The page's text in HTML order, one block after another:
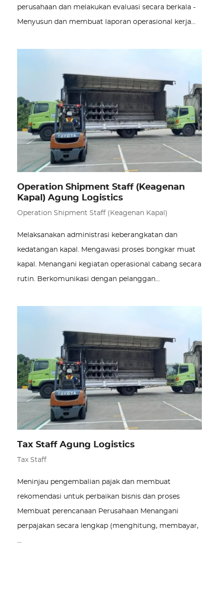
perusahaan dan melakukan evaluasi secara berkala -
Menyusun dan membuat laporan operasional kerja…
Operation Shipment Staff (Keagenan
Kapal) Agung Logistics
Operation Shipment Staff (Keagenan Kapal)
Melaksanakan administrasi keberangkatan dan
kedatangan kapal. Mengawasi proses bongkar muat
kapal. Menangani kegiatan operasional cabang secara
rutin. Berkomunikasi dengan pelanggan…
Tax Staff Agung Logistics
Tax Staff
Meninjau pengembalian pajak dan membuat
rekomendasi untuk perbaikan bisnis dan proses
Membuat perencanaan Perusahaan Menangani
perpajakan secara lengkap (menghitung, membayar,